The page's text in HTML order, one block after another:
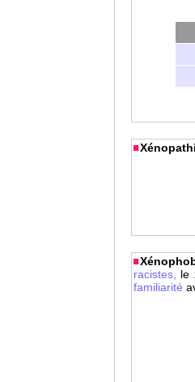
racistes,
le
familiarité